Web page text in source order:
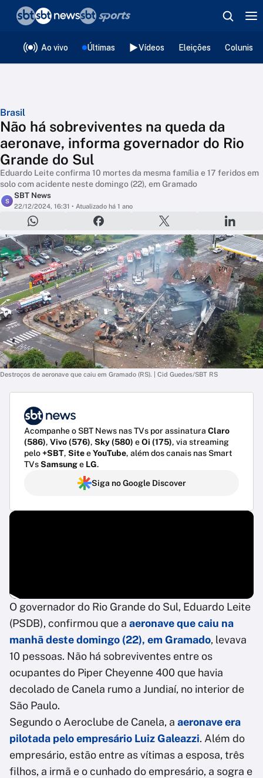
Ao vivo Últimas Vídeos Eleições
Brasil
Não há sobreviventes na queda da
aeronave, informa governador do Rio
Grande do Sul
Eduardo Leite confirma 10 mortes da mesma família e 17 feridos em
solo com acidente neste domingo (22), em Gramado
S
SBT News
22/12/2024, 16:31 • Atualizado há 1 ano
Destroços de aeronave que caiu em Gramado (RS). | Cid Guedes/SBT RS
Acompanhe o SBT News nas TVs por assinatura Claro
(586), Vivo (576), Sky (580) eOi (175), via streaming
pelo+SBT, SiteeYouTube, além dos canais nas Smart
TVsSamsunge LG.
Siga no Google Discover
O governador do Rio Grande do Sul, Eduardo Leite
(PSDB), confirmou que a aeronave que caiu na
manhã deste domingo (22), em Gramado, levava
10 pessoas. Não há sobreviventes entre os
ocupantes do Piper Cheyenne 400 que havia
decolado de Canela rumo a Jundiaí, no interior de
São Paulo.
Segundo o Aeroclube de Canela, a aeronave era
pilotada pelo empresário Luiz Galeazzi. Além do
empresário, estão entre as vítimas a esposa, três
filhos, a irmã e o cunhado do empresário, a sogra e
❮voltar
Editorias